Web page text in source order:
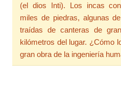
(el dios Inti). Los incas
miles de piedras, algunas
traídas de canteras de
kilómetros del lugar. ¿Cómo
gran obra de la ingeniería